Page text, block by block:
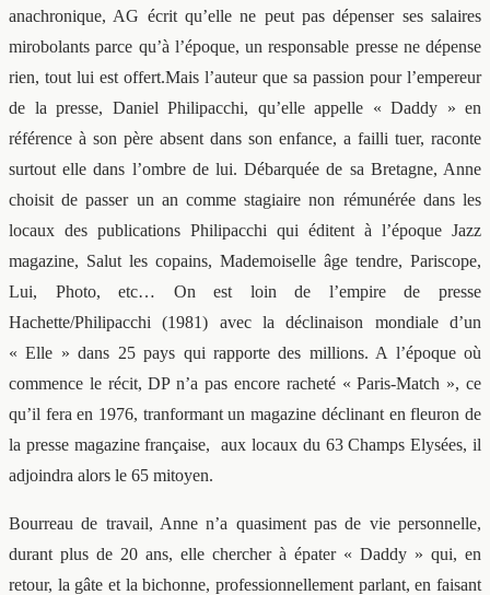
anachronique, AG écrit qu’elle ne peut pas dépenser ses salaires
mirobolants parce qu’à l’époque, un responsable presse ne dépense
rien, tout lui est offert.Mais l’auteur que sa passion pour l’empereur
de la presse, Daniel Philipacchi, qu’elle appelle « Daddy » en
référence à son père absent dans son enfance, a failli tuer, raconte
surtout elle dans l’ombre de lui. Débarquée de sa Bretagne, Anne
choisit de passer un an comme stagiaire non rémunérée dans les
locaux des publications Philipacchi qui éditent à l’époque Jazz
magazine, Salut les copains, Mademoiselle âge tendre, Pariscope,
Lui, Photo, etc… On est loin de l’empire de presse
Hachette/Philipacchi (1981) avec la déclinaison mondiale d’un
« Elle » dans 25 pays qui rapporte des millions. A l’époque où
commence le récit, DP n’a pas encore racheté « Paris-Match », ce
qu’il fera en 1976, tranformant un magazine déclinant en fleuron de
la presse magazine française, aux locaux du 63 Champs Elysées, il
adjoindra alors le 65 mitoyen.
Bourreau de travail, Anne n’a quasiment pas de vie personnelle,
durant plus de 20 ans, elle chercher à épater « Daddy » qui, en
retour, la gâte et la bichonne, professionnellement parlant, en faisant